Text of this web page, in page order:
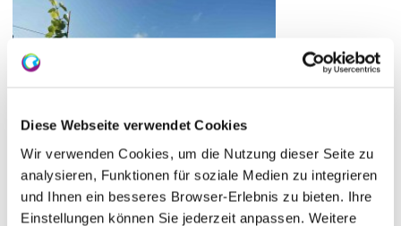
Diese Webseite verwendet Cookies
Wir verwenden Cookies, um die Nutzung dieser Seite zu
analysieren, Funktionen für soziale Medien zu integrieren
und Ihnen ein besseres Browser-Erlebnis zu bieten. Ihre
Einstellungen können Sie jederzeit anpassen. Weitere